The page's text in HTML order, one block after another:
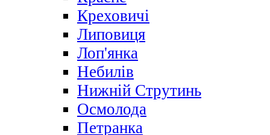
Креховичі
Липовиця
Лоп'янка
Небилів
Нижній Струтинь
Осмолода
Петранка